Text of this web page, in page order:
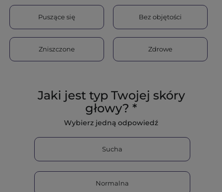
Puszące się Bez objętości
Zniszczone Zdrowe
Jaki jest typ Twojej skóry
głowy? *
Wybierz jedną odpowiedź
Sucha
Normalna